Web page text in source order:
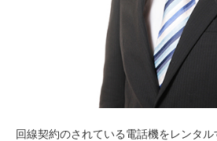
回線契約のされている電話機をレンタル